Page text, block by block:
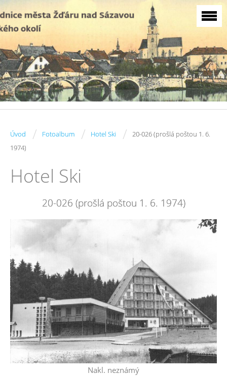
Úvod / Fotoalbum / Hotel Ski /
20-026 (prošlá poštou 1. 6.
1974)
Hotel Ski
20-026 (prošlá poštou 1. 6. 1974)
Nakl. neznámý